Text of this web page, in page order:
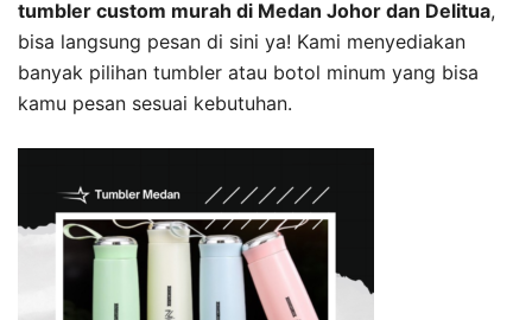
tumbler custom murah di Medan Johor dan Delitua,
bisa langsung pesan di sini ya! Kami menyediakan
banyak pilihan tumbler atau botol minum yang bisa
kamu pesan sesuai kebutuhan.